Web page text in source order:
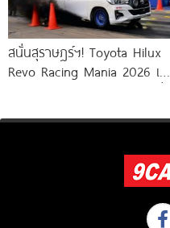
สนั่นสุราษฎร์ฯ! Toyota Hilux
Revo Racing Mania 2026 เปิด